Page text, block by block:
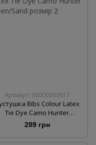
Артикул: 00000003817
Bibs Colour Latex
Tie Dye Camo Hunter
green/Sand розмір 2
289 грн